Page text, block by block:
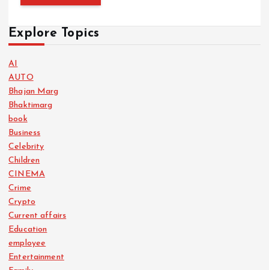
Explore Topics
AI
AUTO
Bhajan Marg
Bhaktimarg
book
Business
Celebrity
Children
CINEMA
Crime
Crypto
Current affairs
Education
employee
Entertainment